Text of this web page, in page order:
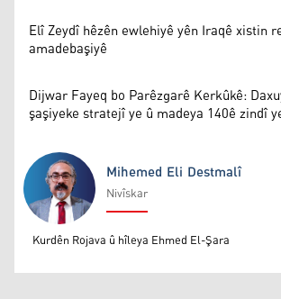
Elî Zeydî hêzên ewlehiyê yên Iraqê xistin
amadebaşiyê
Dijwar Fayeq bo Parêzgarê Kerkûkê:
şaşiyeke stratejî ye û madeya 140ê zindî
Mihemed Eli Destmalî
Mihemed Eli Destmalî
Nivîskar
Kurdên Rojava û hîleya Ehmed El-Şara